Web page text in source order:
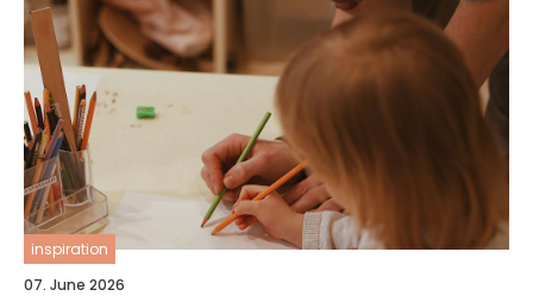
inspiration
07. June 2026